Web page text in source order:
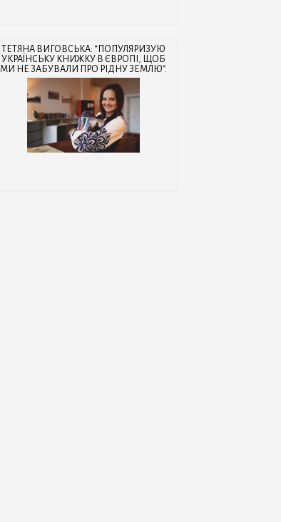
ТЕТЯНА ВИГОВСЬКА: “ПОПУЛЯРИЗУЮ
УКРАЇНСЬКУ КНИЖКУ В ЄВРОПІ, ЩОБ
МИ НЕ ЗАБУВАЛИ ПРО РІДНУ ЗЕМЛЮ”.